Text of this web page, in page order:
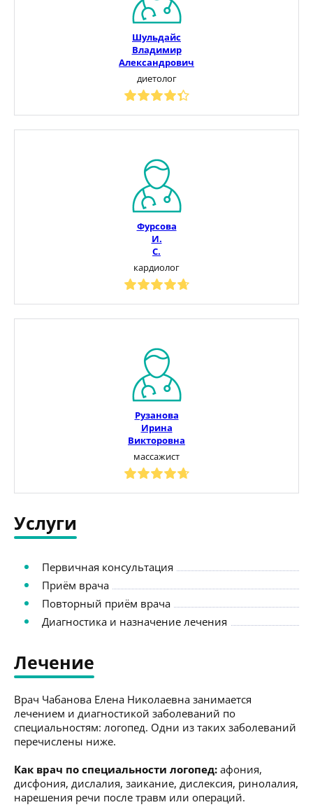
Шульдайс
Владимир
Александрович
диетолог
Фурсова
И.
С.
кардиолог
Рузанова
Ирина
Викторовна
массажист
Услуги
Первичная консультация
Приём врача
Повторный приём врача
Диагностика и назначение лечения
Лечение
Врач Чабанова Елена Николаевна занимается
лечением и диагностикой заболеваний по
специальностям: логопед. Одни из таких заболеваний
перечислены ниже.
Как врач по специальности логопед: афония,
дисфония, дислалия, заикание, дислексия, ринолалия,
нарешения речи после травм или операций.